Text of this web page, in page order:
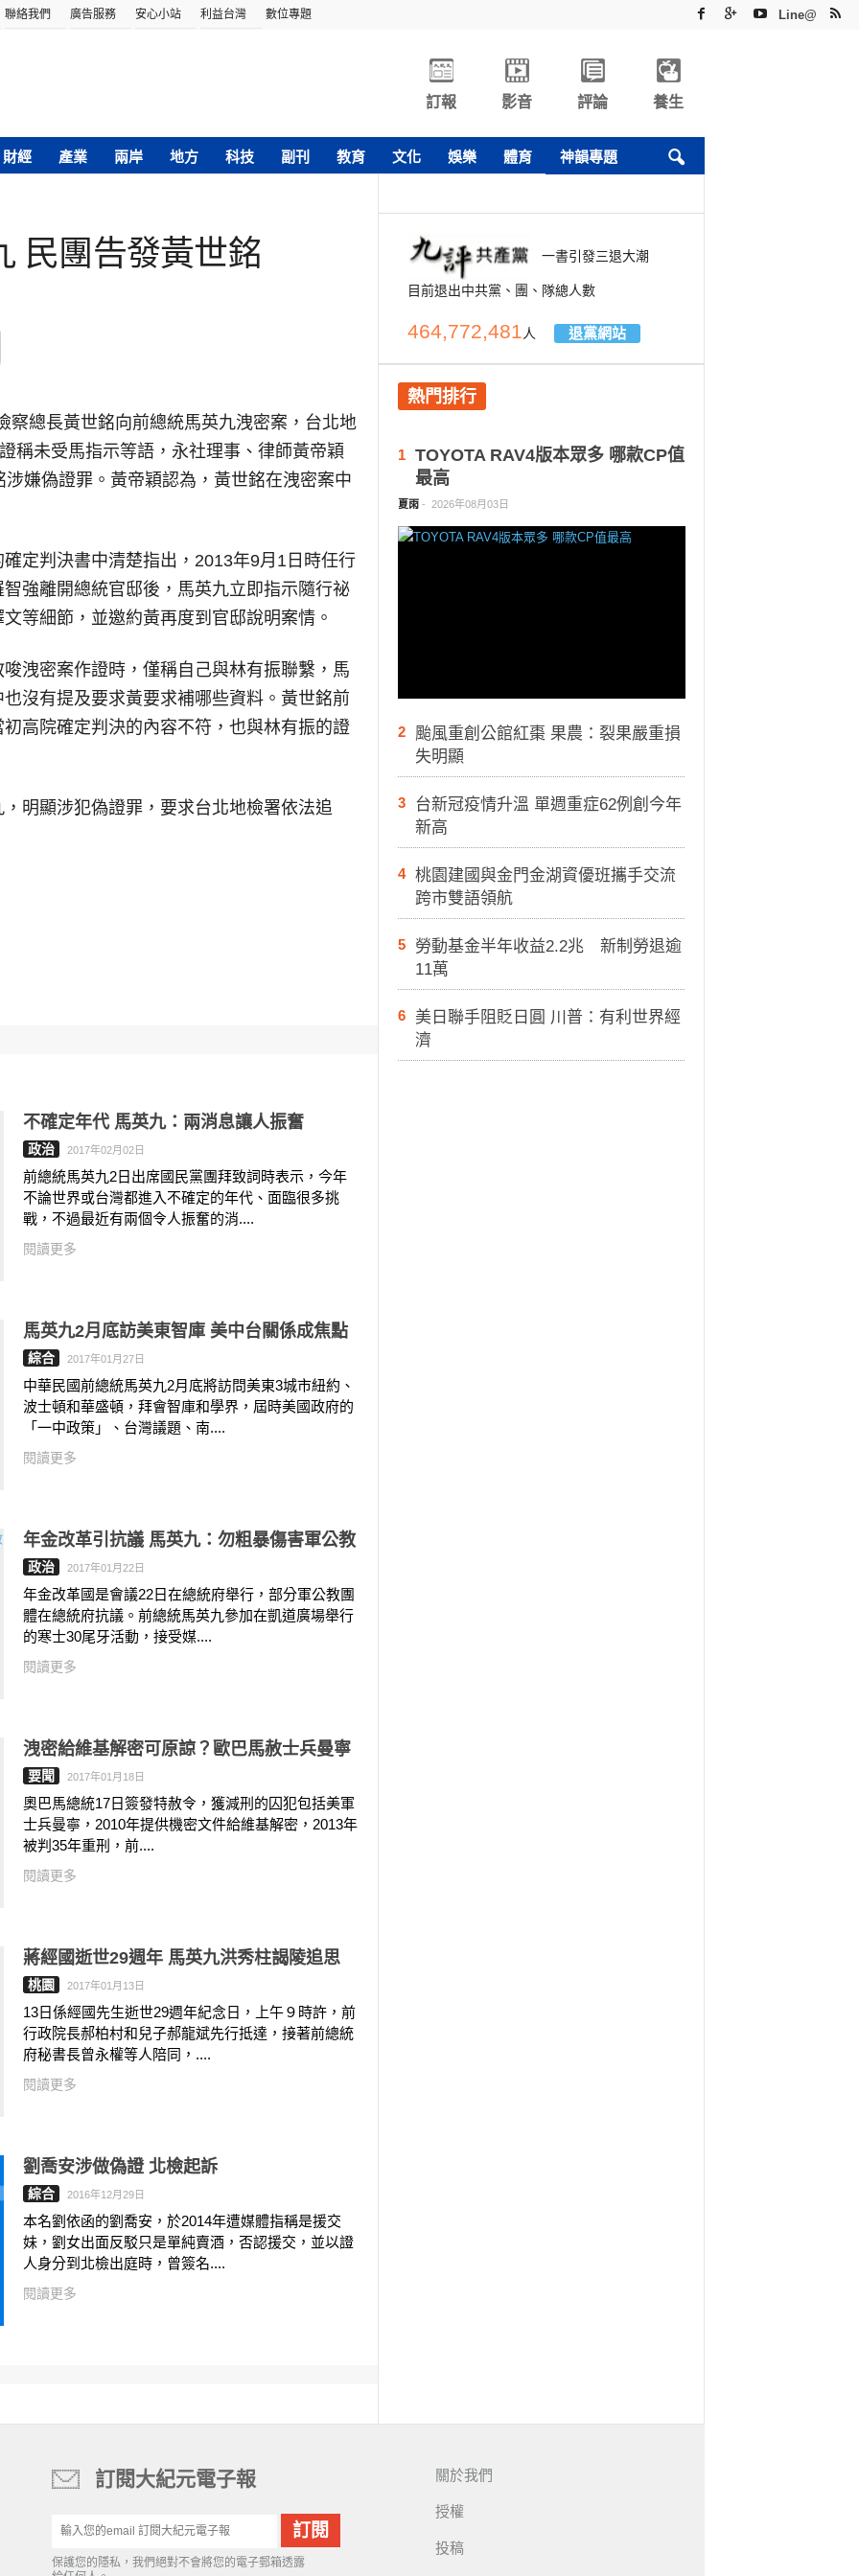
聯絡我們 廣告服務 安心小站 利益台灣 數位專題 Line@
訂報 影音 評論 養生
財經 產業 兩岸 地方 科技 副刊 教育 文化 娛樂 體育 神韻專題
民團告發黃世銘
察總長黃世銘向前總統馬英九洩密案，台北地
稱未受馬指示等語，永社理事、律師黃帝穎
嫌偽證罪。黃帝穎認為，黃世銘在洩密案中
定判決書中清楚指出，2013年9月1日時任行
強離開總統官邸後，馬英九立即指示隨行祕
等細節，並邀約黃再度到官邸說明案情。
洩密案作證時，僅稱自己與林有振聯繫，馬
沒有提及要求黃要求補哪些資料。黃世銘前
高院確定判決的內容不符，也與林有振的證
明顯涉犯偽證罪，要求台北地檢署依法追
不確定年代 馬英九：兩消息讓人振奮
政治 2017年02月02日
前總統馬英九2日出席國民黨團拜致詞時表示，今年
不論世界或台灣都進入不確定的年代、面臨很多挑
戰，不過最近有兩個令人振奮的消....
閱讀更多
馬英九2月底訪美東智庫 美中台關係成焦點
綜合 2017年01月27日
中華民國前總統馬英九2月底將訪問美東3城市紐約、
波士頓和華盛頓，拜會智庫和學界，屆時美國政府的
「一中政策」、台灣議題、南....
閱讀更多
年金改革引抗議 馬英九：勿粗暴傷害軍公教
政治 2017年01月22日
年金改革國是會議22日在總統府舉行，部分軍公教團
體在總統府抗議。前總統馬英九參加在凱道廣場舉行
的寒士30尾牙活動，接受媒....
閱讀更多
洩密給維基解密可原諒？歐巴馬赦士兵曼寧
要聞 2017年01月18日
奧巴馬總統17日簽發特赦令，獲減刑的囚犯包括美軍
士兵曼寧，2010年提供機密文件給維基解密，2013年
被判35年重刑，前....
閱讀更多
蔣經國逝世29週年 馬英九洪秀柱謁陵追思
桃園 2017年01月13日
13日係經國先生逝世29週年紀念日，上午９時許，前
行政院長郝柏村和兒子郝龍斌先行抵達，接著前總統
府秘書長曾永權等人陪同，....
閱讀更多
劉喬安涉做偽證 北檢起訴
綜合 2016年12月29日
本名劉依函的劉喬安，於2014年遭媒體指稱是援交
妹，劉女出面反駁只是單純賣酒，否認援交，並以證
人身分到北檢出庭時，曾簽名....
閱讀更多
一書引發三退大潮
目前退出中共黨、團、隊總人數
464,772,481人 退黨網站
熱門排行
1
TOYOTA RAV4版本眾多 哪款CP值
最高
夏雨 - 2026年08月03日
2
颱風重創公館紅棗 果農：裂果嚴重損
失明顯
3
台新冠疫情升溫 單週重症62例創今年
新高
4
桃園建國與金門金湖資優班攜手交流
跨市雙語領航
5
勞動基金半年收益2.2兆 新制勞退逾
11萬
6
美日聯手阻貶日圓 川普：有利世界經
濟
訂閱大紀元電子報
保護您的隱私，我們絕對不會將您的電子郵箱透露
關於我們
授權
投稿